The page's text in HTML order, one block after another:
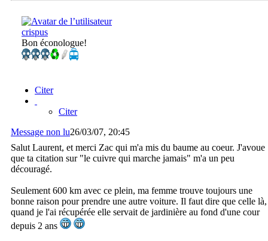
crispus
Bon éconologue!
Citer
Citer
Message non lu26/03/07, 20:45
Salut Laurent, et merci Zac qui m'a mis du baume au coeur. J'avoue
que ta citation sur "le cuivre qui marche jamais" m'a un peu
découragé.
Seulement 600 km avec ce plein, ma femme trouve toujours une
bonne raison pour prendre une autre voiture. Il faut dire que celle là,
quand je l'ai récupérée elle servait de jardinière au fond d'une cour
depuis 2 ans